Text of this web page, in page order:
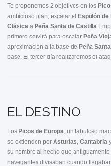
Te proponemos 2 objetivos en los
ambicioso plan, escalar el
Espolón de
Clásica a Peña Santa de Castilla
primero servirá para escalar Peña
aproximación a la base de Peña Santa
base. El tercer día realizaremos el
EL DESTINO
Los Picos de Europa, un fabuloso
se extienden por Asturias, Cantabria y
su nombre al hecho que
navegantes divisaban cuando